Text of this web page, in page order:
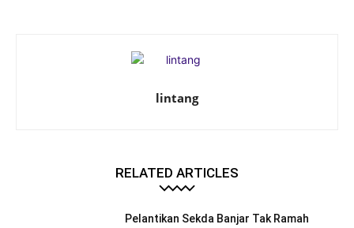
lintang
RELATED ARTICLES
Pelantikan Sekda Banjar Tak Ramah